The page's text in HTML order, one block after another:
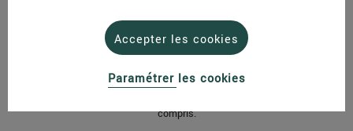
Livraison de fleurs à domicile
Avec un réseau de 20 fleuristes partout en France, Au nom de la
compris.
Accepter les cookies
Paramétrer les cookies